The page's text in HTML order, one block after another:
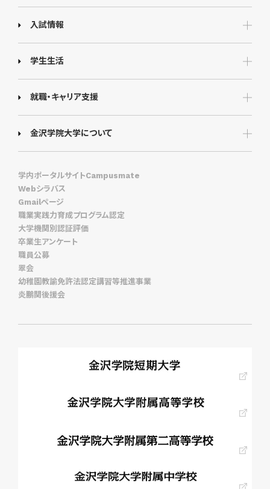
入試情報
学生生活
就職・キャリア支援
金沢学院大学について
学内ポータルサイトCampusmate
Webシラバス
Gmailページ
職業実践力育成プログラム認定
大学機関別認証評価
卒業生アンケート
職員公募
翠会
幼稚園教諭免許法認定講習等推進事業
炎鵬関後援会